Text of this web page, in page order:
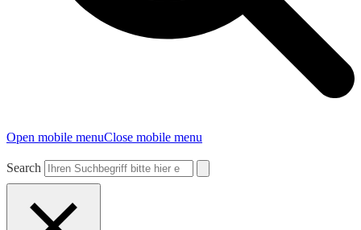
Open mobile menuClose mobile menu
Search